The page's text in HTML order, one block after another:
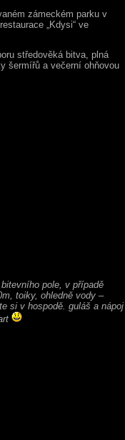
zámeckém parku v
„Kdysi“ ve
středověká bitva, plná
šermířů a večerní ohňovou
pole, v případě
toiky, ohledně vody –
si v hospodě. guláš a nápoj